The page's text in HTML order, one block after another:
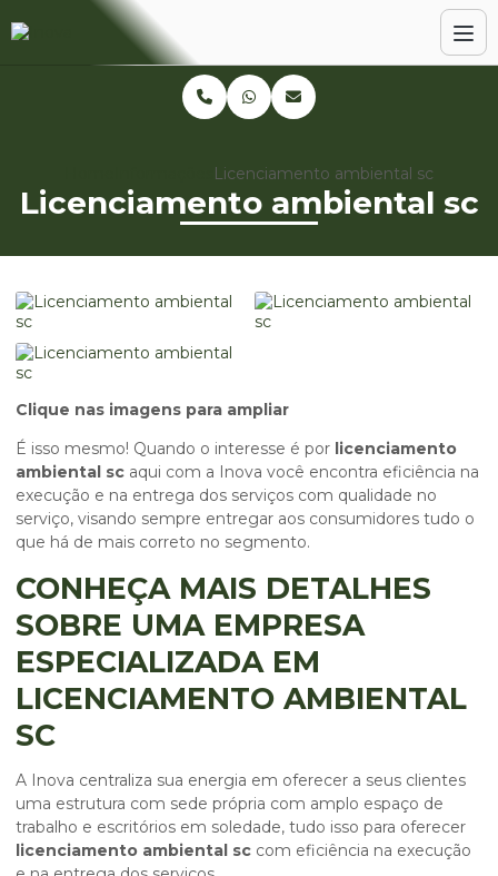
Licenciamento ambiental sc
Licenciamento ambiental sc
Clique nas imagens para ampliar
É isso mesmo! Quando o interesse é por licenciamento
ambiental sc aqui com a Inova você encontra eficiência na
execução e na entrega dos serviços com qualidade no
serviço, visando sempre entregar aos consumidores tudo o
que há de mais correto no segmento.
CONHEÇA MAIS DETALHES
SOBRE UMA EMPRESA
ESPECIALIZADA EM
LICENCIAMENTO AMBIENTAL
SC
A Inova centraliza sua energia em oferecer a seus clientes
uma estrutura com sede própria com amplo espaço de
trabalho e escritórios em soledade, tudo isso para oferecer
licenciamento ambiental sc com eficiência na execução